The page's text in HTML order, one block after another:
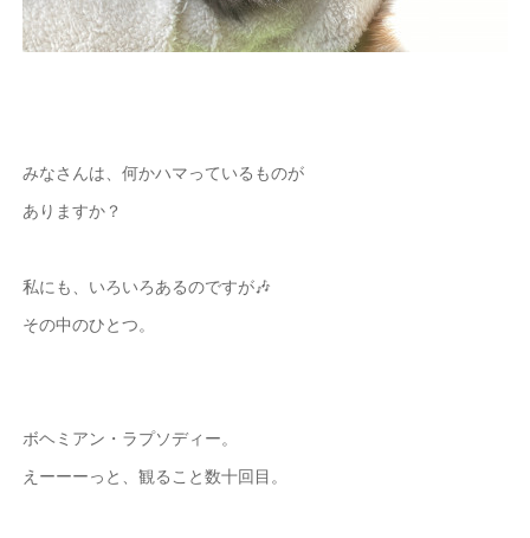
みなさんは、何かハマっているものが
ありますか？
私にも、いろいろあるのですが🎶
その中のひとつ。
ボヘミアン・ラプソディー。
えーーーっと、観ること数十回目。